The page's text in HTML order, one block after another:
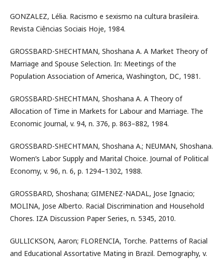
GONZALEZ, Lélia. Racismo e sexismo na cultura brasileira.
Revista Ciências Sociais Hoje, 1984.
GROSSBARD-SHECHTMAN, Shoshana A. A Market Theory of
Marriage and Spouse Selection. In: Meetings of the
Population Association of America, Washington, DC, 1981.
GROSSBARD-SHECHTMAN, Shoshana A. A Theory of
Allocation of Time in Markets for Labour and Marriage. The
Economic Journal, v. 94, n. 376, p. 863–882, 1984.
GROSSBARD-SHECHTMAN, Shoshana A.; NEUMAN, Shoshana.
Women’s Labor Supply and Marital Choice. Journal of Political
Economy, v. 96, n. 6, p. 1294–1302, 1988.
GROSSBARD, Shoshana; GIMENEZ-NADAL, Jose Ignacio;
MOLINA, Jose Alberto. Racial Discrimination and Household
Chores. IZA Discussion Paper Series, n. 5345, 2010.
GULLICKSON, Aaron; FLORENCIA, Torche. Patterns of Racial
and Educational Assortative Mating in Brazil. Demography, v.